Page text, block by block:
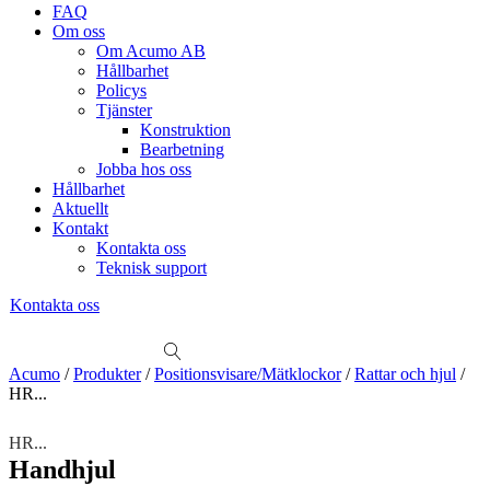
FAQ
Om oss
Om Acumo AB
Hållbarhet
Policys
Tjänster
Konstruktion
Bearbetning
Jobba hos oss
Hållbarhet
Aktuellt
Kontakt
Kontakta oss
Teknisk support
Kontakta oss
Se alla kategorier Se alla produkter
Se alla leverantörer
Vi hjälper gärna till!
Teknisk support
Offertförfrågan
Acumo /Produkter/Positionsvisare/Mätklockor/Rattar och hjul /
HR...
HR...
Handhjul